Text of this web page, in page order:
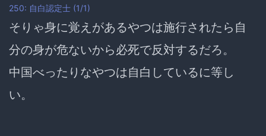
250: 自白認定士 (1/1)
そりゃ身に覚えがあるやつは施行されたら自
分の身が危ないから必死で反対するだろ。
中国べったりなやつは自白しているに等し
い。